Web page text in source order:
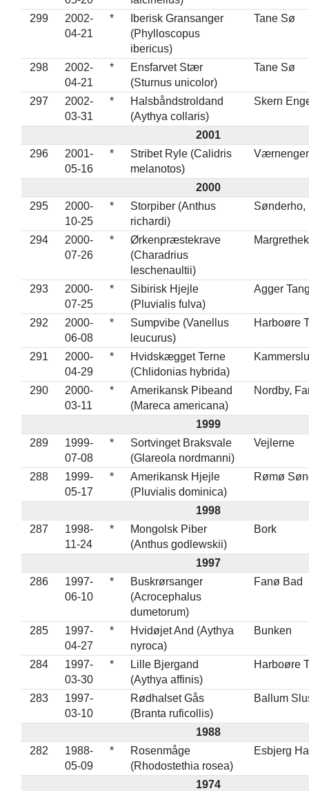
299
2002-
04-21
*
Iberisk Gransanger
(Phylloscopus
ibericus)
Tane Sø
298
2002-
04-21
*
Ensfarvet Stær
(Sturnus unicolor)
Tane Sø
297
2002-
03-31
*
Halsbåndstroldand
(Aythya collaris)
Skern
2001
296
2001-
05-16
*
Stribet Ryle (Calidris
melanotos)
2000
295
2000-
10-25
*
Storpiber (Anthus
richardi)
Sønderho,
294
2000-
07-26
*
Ørkenpræstekrave
(Charadrius
leschenaultii)
293
2000-
07-25
*
Sibirisk Hjejle
(Pluvialis fulva)
Agger
292
2000-
06-08
*
Sumpvibe (Vanellus
leucurus)
Harboøre
291
2000-
04-29
*
Hvidskægget Terne
(Chlidonias hybrida)
290
2000-
03-11
*
Amerikansk Pibeand
(Mareca americana)
Nordby,
1999
289
1999-
07-08
*
Sortvinget Braksvale
(Glareola nordmanni)
Vejlerne
288
1999-
05-17
*
Amerikansk Hjejle
(Pluvialis dominica)
Rømø
1998
287
1998-
11-24
*
Mongolsk Piber
(Anthus godlewskii)
Bork
1997
286
1997-
06-10
*
Buskrørsanger
(Acrocephalus
dumetorum)
Fanø Bad
285
1997-
04-27
*
Hvidøjet And (Aythya
nyroca)
Bunken
284
1997-
03-30
*
Lille Bjergand
(Aythya affinis)
Harboøre
283
1997-
03-10
Rødhalset Gås
(Branta ruficollis)
Ballum
1988
282
1988-
05-09
*
Rosenmåge
(Rhodostethia rosea)
Esbjerg
1974